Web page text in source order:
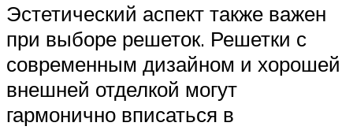
Эстетический аспект также важен
при выборе решеток. Решетки с
современным дизайном и хорошей
внешней отделкой могут
гармонично вписаться в